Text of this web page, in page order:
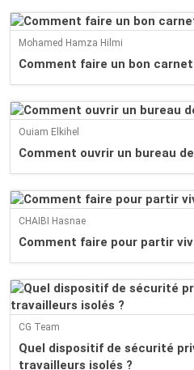
Mohamed Hamza Hilmi
Comment faire un bon carnet
Ouiam Elkihel
Comment ouvrir un bureau
CHAIBI Hasnae
Comment faire pour partir
CG Team
Quel dispositif de sécurité
travailleurs isolés ?